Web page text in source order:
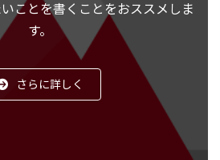
ことを書くことをおススメしま
す。
さらに詳しく